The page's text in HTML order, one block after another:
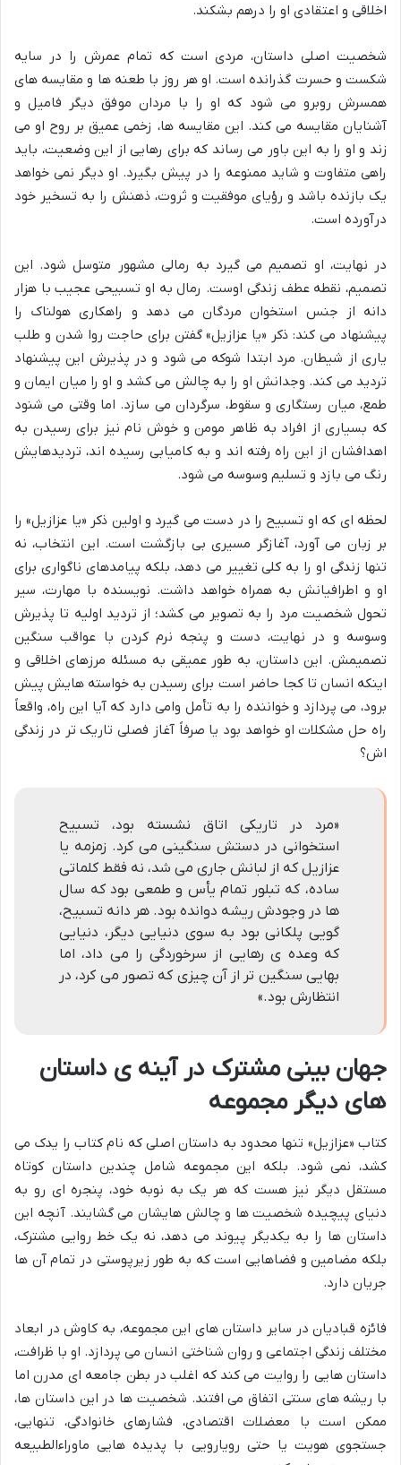
اخلاقی و اعتقادی او را درهم بشکند.
شخصیت اصلی داستان، مردی است که تمام عمرش را در سایه
شکست و حسرت گذرانده است. او هر روز با طعنه ها و مقایسه های
همسرش روبرو می شود که او را با مردان موفق دیگر فامیل و
آشنایان مقایسه می کند. این مقایسه ها، زخمی عمیق بر روح او می
زند و او را به این باور می رساند که برای رهایی از این وضعیت، باید
راهی متفاوت و شاید ممنوعه را در پیش بگیرد. او دیگر نمی خواهد
یک بازنده باشد و رؤیای موفقیت و ثروت، ذهنش را به تسخیر خود
درآورده است.
در نهایت، او تصمیم می گیرد به رمالی مشهور متوسل شود. این
تصمیم، نقطه عطف زندگی اوست. رمال به او تسبیحی عجیب با هزار
دانه از جنس استخوان مردگان می دهد و راهکاری هولناک را
پیشنهاد می کند: ذکر «یا عزازیل» گفتن برای حاجت روا شدن و طلب
یاری از شیطان. مرد ابتدا شوکه می شود و در پذیرش این پیشنهاد
تردید می کند. وجدانش او را به چالش می کشد و او را میان ایمان و
طمع، میان رستگاری و سقوط، سرگردان می سازد. اما وقتی می شنود
که بسیاری از افراد به ظاهر مومن و خوش نام نیز برای رسیدن به
اهدافشان از این راه رفته اند و به کامیابی رسیده اند، تردیدهایش
رنگ می بازد و تسلیم وسوسه می شود.
لحظه ای که او تسبیح را در دست می گیرد و اولین ذکر «یا عزازیل» را
بر زبان می آورد، آغازگر مسیری بی بازگشت است. این انتخاب، نه
تنها زندگی او را به کلی تغییر می دهد، بلکه پیامدهای ناگواری برای
او و اطرافیانش به همراه خواهد داشت. نویسنده با مهارت، سیر
تحول شخصیت مرد را به تصویر می کشد؛ از تردید اولیه تا پذیرش
وسوسه و در نهایت، دست و پنجه نرم کردن با عواقب سنگین
تصمیمش. این داستان، به طور عمیقی به مسئله مرزهای اخلاقی و
اینکه انسان تا کجا حاضر است برای رسیدن به خواسته هایش پیش
برود، می پردازد و خواننده را به تأمل وامی دارد که آیا این راه، واقعاً
راه حل مشکلات او خواهد بود یا صرفاً آغاز فصلی تاریک تر در زندگی
اش؟
«مرد در تاریکی اتاق نشسته بود، تسبیح
استخوانی در دستش سنگینی می کرد. زمزمه یا
عزازیل که از لبانش جاری می شد، نه فقط کلماتی
ساده، که تبلور تمام یأس و طمعی بود که سال
ها در وجودش ریشه دوانده بود. هر دانه تسبیح،
گویی پلکانی بود به سوی دنیایی دیگر، دنیایی
که وعده ی رهایی از سرخوردگی را می داد، اما
بهایی سنگین تر از آن چیزی که تصور می کرد، در
انتظارش بود.»
جهان بینی مشترک در آینه ی داستان
های دیگر مجموعه
کتاب «عزازیل» تنها محدود به داستان اصلی که نام کتاب را یدک می
کشد، نمی شود. بلکه این مجموعه شامل چندین داستان کوتاه
مستقل دیگر نیز هست که هر یک به نوبه خود، پنجره ای رو به
دنیای پیچیده شخصیت ها و چالش هایشان می گشایند. آنچه این
داستان ها را به یکدیگر پیوند می دهد، نه یک خط روایی مشترک،
بلکه مضامین و فضاهایی است که به طور زیرپوستی در تمام آن ها
جریان دارد.
فائزه قبادیان در سایر داستان های این مجموعه، به کاوش در ابعاد
مختلف زندگی اجتماعی و روان شناختی انسان می پردازد. او با ظرافت،
داستان هایی را روایت می کند که اغلب در بطن جامعه ای مدرن اما
با ریشه های سنتی اتفاق می افتند. شخصیت ها در این داستان ها،
ممکن است با معضلات اقتصادی، فشارهای خانوادگی، تنهایی،
جستجوی هویت یا حتی رویارویی با پدیده هایی ماوراءالطبیعه